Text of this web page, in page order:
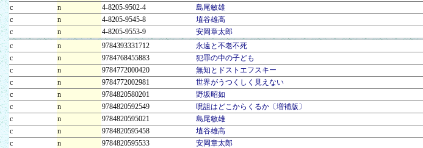
c
n 4-8205-9502-4 島尾敏雄
c
n 4-8205-9545-8 埴谷雄高
c
n 4-8205-9553-9 安岡章太郎
c
n 9784393331712 永遠と不老不死
c
n 9784768455883 犯罪の中の子ども
c
n 9784772000420 無知とドストエフスキー
c
n 9784772002981 世界がうつくしく見えない
c
n 9784820580201 野坂昭如
c
n 9784820592549 呪詛はどこからくるか〔増補版〕
c
n 9784820595021 島尾敏雄
c
n 9784820595458 埴谷雄高
c
n 9784820595533 安岡章太郎